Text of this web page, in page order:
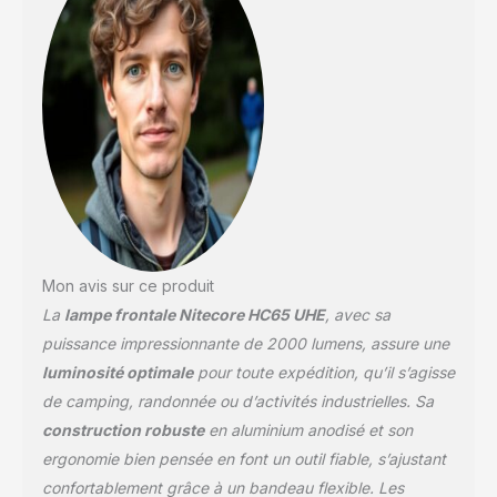
lumière rouge auxiliaire
pour le travail, le
camping, la randonnée,
et plus encore.
Rechargeable USB-C : via
un port USB-C étanche
intégré. Un indicateur
d'état d'alimentation
vous rappelle quand il
est temps de recharger.
pour se recharger.
Robuste et durable :
fabriqué à partir d'alliage
d'aluminium de qualité
aéronautique avec une
finition anodisée dure HA
III, classé IP68, et
résistant aux chocs
Mon avis sur ce produit
La lampe frontale Nitecore HC65 UHE, avec sa
puissance impressionnante de 2000 lumens, assure une
luminosité optimalepour toute expédition, qu’il s’agisse
de camping, randonnée ou d’activités industrielles. Sa
construction robusteen aluminium anodisé et son
ergonomie bien pensée en font un outil fiable, s’ajustant
confortablement grâce à un bandeau flexible. Les